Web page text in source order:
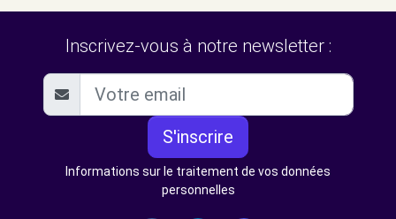
Inscrivez-vous à notre newsletter :
S'inscrire
Informations sur le traitement de vos données
personnelles